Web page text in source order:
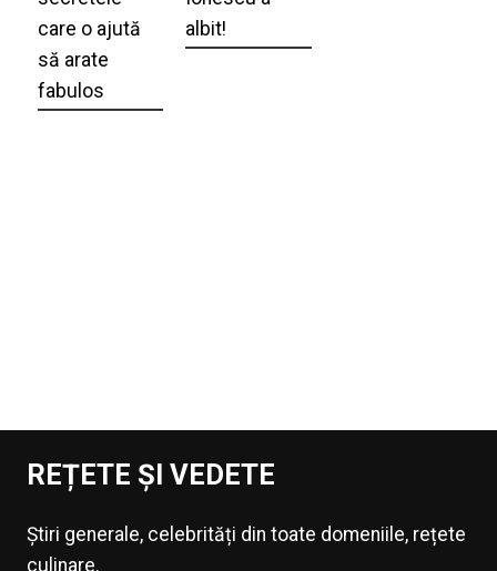
care o ajută
să arate
fabulos
albit!
REȚETE ȘI VEDETE
Știri generale, celebrități din toate domeniile, rețete
culinare.